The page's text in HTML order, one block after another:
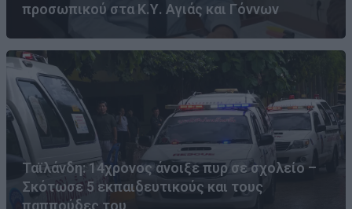
προσωπικού στα Κ.Υ. Αγιάς και Γόννων
Ταϊλάνδη: 14χρονος άνοιξε πυρ σε σχολείο –
Σκότωσε 5 εκπαιδευτικούς και τους